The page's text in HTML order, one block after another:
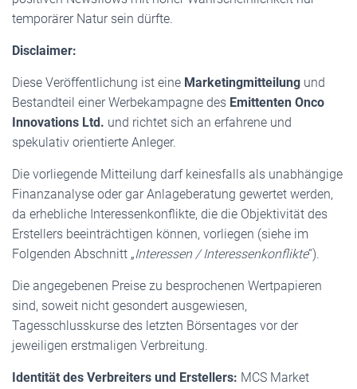
temporärer Natur sein dürfte.
Disclaimer:
Diese Veröffentlichung ist eine Marketingmitteilung und
Bestandteil einer Werbekampagne des Emittenten Onco
Innovations Ltd. und richtet sich an erfahrene und
spekulativ orientierte Anleger.
Die vorliegende Mitteilung darf keinesfalls als unabhängige
Finanzanalyse oder gar Anlageberatung gewertet werden,
da erhebliche Interessenkonflikte, die die Objektivität des
Erstellers beeinträchtigen können, vorliegen (siehe im
Folgenden Abschnitt „Interessen / Interessenkonflikte“).
Die angegebenen Preise zu besprochenen Wertpapieren
sind, soweit nicht gesondert ausgewiesen,
Tagesschlusskurse des letzten Börsentages vor der
jeweiligen erstmaligen Verbreitung.
Identität des Verbreiters und Erstellers: MCS Market